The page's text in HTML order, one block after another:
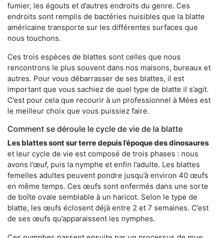
fumier, les égouts et d’autres endroits du genre. Ces
endroits sont remplis de bactéries nuisibles que la blatte
américaine transporte sur les différentes surfaces que
nous touchons.
Ces trois espèces de blattes sont celles que nous
rencontrons le plus souvent dans nos maisons, bureaux et
autres. Pour vous débarrasser de ses blattes, il est
important que vous sachiez de quel type de blatte il s’agit.
C’est pour cela que recourir à un professionnel à Mées est
le meilleur choix que vous puissiez faire.
Comment se déroule le cycle de vie de la blatte
Les blattes sont sur terre depuis l’époque des dinosaures
et leur cycle de vie est composé de trois phases : nous
avons l’œuf, puis la nymphe et enfin l’adulte. Les blattes
femelles adultes peuvent pondre jusqu’à environ 40 œufs
en même temps. Ces œufs sont enfermés dans une sorte
de boîte ovale semblable à un haricot. Selon le type de
blatte, les œufs éclosent déjà entre 2 et 7 semaines. C’est
de ses œufs qu’apparaissent les nymphes.